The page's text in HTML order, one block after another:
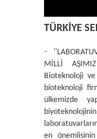
TÜRKİYE
-
MİLLİ
Bioteknoloji
bioteknoloji
ülkemizde
en